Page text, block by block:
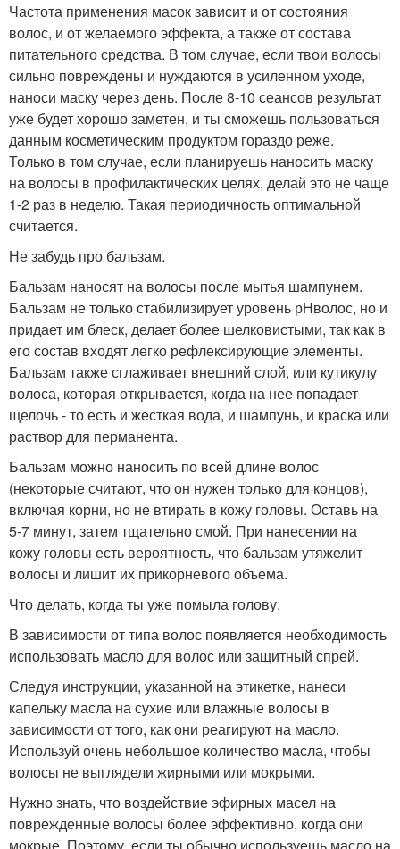
Частота применения масок зависит и от состояния
волос, и от желаемого эффекта, а также от состава
питательного средства. В том случае, если твои волосы
сильно повреждены и нуждаются в усиленном уходе,
наноси маску через день. После 8-10 сеансов результат
уже будет хорошо заметен, и ты сможешь пользоваться
данным косметическим продуктом гораздо реже.
Только в том случае, если планируешь наносить маску
на волосы в профилактических целях, делай это не чаще
1-2 раз в неделю. Такая периодичность оптимальной
считается.
Не забудь про бальзам.
Бальзам наносят на волосы после мытья шампунем.
Бальзам не только стабилизирует уровень рНволос, но и
придает им блеск, делает более шелковистыми, так как в
его состав входят легко рефлексирующие элементы.
Бальзам также сглаживает внешний слой, или кутикулу
волоса, которая открывается, когда на нее попадает
щелочь - то есть и жесткая вода, и шампунь, и краска или
раствор для перманента.
Бальзам можно наносить по всей длине волос
(некоторые считают, что он нужен только для концов),
включая корни, но не втирать в кожу головы. Оставь на
5-7 минут, затем тщательно смой. При нанесении на
кожу головы есть вероятность, что бальзам утяжелит
волосы и лишит их прикорневого объема.
Что делать, когда ты уже помыла голову.
В зависимости от типа волос появляется необходимость
использовать масло для волос или защитный спрей.
Следуя инструкции, указанной на этикетке, нанеси
капельку масла на сухие или влажные волосы в
зависимости от того, как они реагируют на масло.
Используй очень небольшое количество масла, чтобы
волосы не выглядели жирными или мокрыми.
Нужно знать, что воздействие эфирных масел на
поврежденные волосы более эффективно, когда они